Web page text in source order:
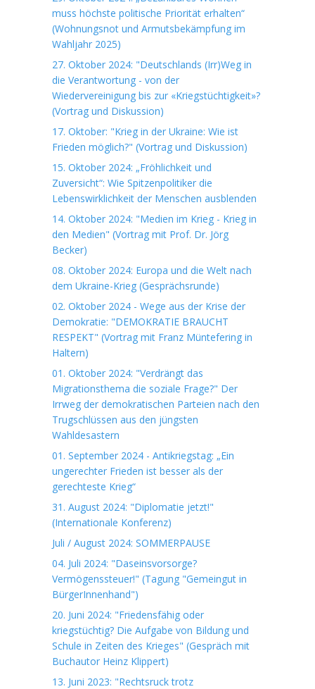
muss höchste politische Priorität erhalten“
(Wohnungsnot und Armutsbekämpfung im
Wahljahr 2025)
27. Oktober 2024: "Deutschlands (Irr)Weg in
die Verantwortung - von der
Wiedervereinigung bis zur «Kriegstüchtigkeit»?
(Vortrag und Diskussion)
17. Oktober: "Krieg in der Ukraine: Wie ist
Frieden möglich?" (Vortrag und Diskussion)
15. Oktober 2024: „Fröhlichkeit und
Zuversicht“: Wie Spitzenpolitiker die
Lebenswirklichkeit der Menschen ausblenden
14. Oktober 2024: "Medien im Krieg - Krieg in
den Medien" (Vortrag mit Prof. Dr. Jörg
Becker)
08. Oktober 2024: Europa und die Welt nach
dem Ukraine-Krieg (Gesprächsrunde)
02. Oktober 2024 - Wege aus der Krise der
Demokratie: "DEMOKRATIE BRAUCHT
RESPEKT" (Vortrag mit Franz Müntefering in
Haltern)
01. Oktober 2024: "Verdrängt das
Migrationsthema die soziale Frage?" Der
Irrweg der demokratischen Parteien nach den
Trugschlüssen aus den jüngsten
Wahldesastern
01. September 2024 - Antikriegstag: „Ein
ungerechter Frieden ist besser als der
gerechteste Krieg“
31. August 2024: "Diplomatie jetzt!"
(Internationale Konferenz)
Juli / August 2024: SOMMERPAUSE
04. Juli 2024: "Daseinsvorsorge?
Vermögenssteuer!" (Tagung "Gemeingut in
BürgerInnenhand")
20. Juni 2024: "Friedensfähig oder
kriegstüchtig? Die Aufgabe von Bildung und
Schule in Zeiten des Krieges" (Gespräch mit
Buchautor Heinz Klippert)
13. Juni 2023: "Rechtsruck trotz